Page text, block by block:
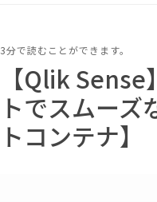
3分で読むことができます。
【Qlik
トでスムー
トコンテナ】